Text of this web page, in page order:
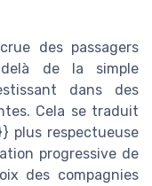
des passagers
de la simple
dans des
Cela se traduit
plus respectueuse
progressive de
des compagnies